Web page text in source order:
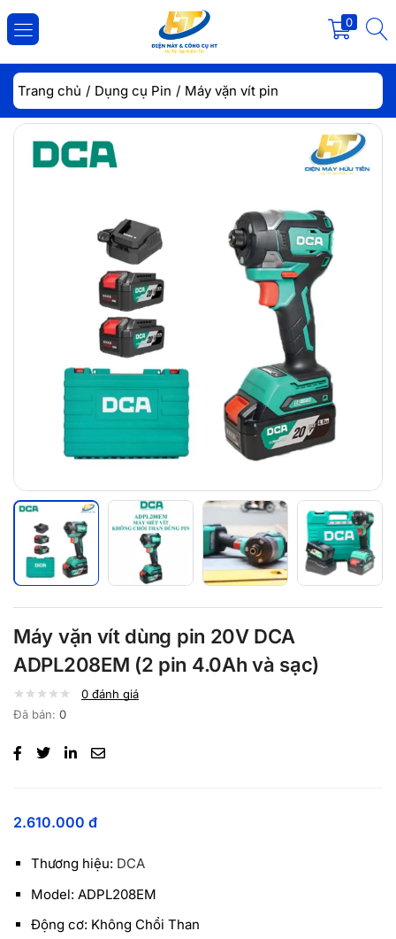
0
ĐĂNG NHẬP ĐĂNG KÝ
Nhập tài khoản và mật khẩu để đăng nhập.
Lưu đăng nhập
Đăng Nhập
Quên mật khẩu?
Trang chủ Dụng cụ Pin Máy vặn vít pin
Máy vặn vít dùng pin 20V DCA
ADPL208EM (2 pin 4.0Ah và sạc)
0 đánh giá
Đã bán: 0
2.610.000 đ
Thương hiệu: DCA
Model: ADPL208EM
Động cơ: Không Chổi Than